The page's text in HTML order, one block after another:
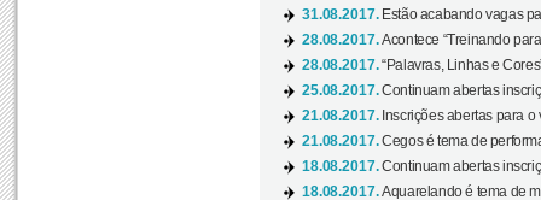
31.08.2017. Estão acabando vagas
28.08.2017.Acontece “Treinando
28.08.2017.“Palavras, Linhas e
25.08.2017.Continuam abertas
21.08.2017. Inscrições abertas para
21.08.2017.Cegos é tema de
18.08.2017.Continuam abertas
18.08.2017.Aquarelando é tema de